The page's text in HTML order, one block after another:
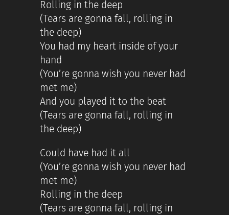
Rolling in the deep
(Tears are gonna fall, rolling in
the deep)
You had my heart inside of your
hand
(You’re gonna wish you never had
met me)
And you played it to the beat
(Tears are gonna fall, rolling in
the deep)
Could have had it all
(You’re gonna wish you never had
met me)
Rolling in the deep
(Tears are gonna fall, rolling in